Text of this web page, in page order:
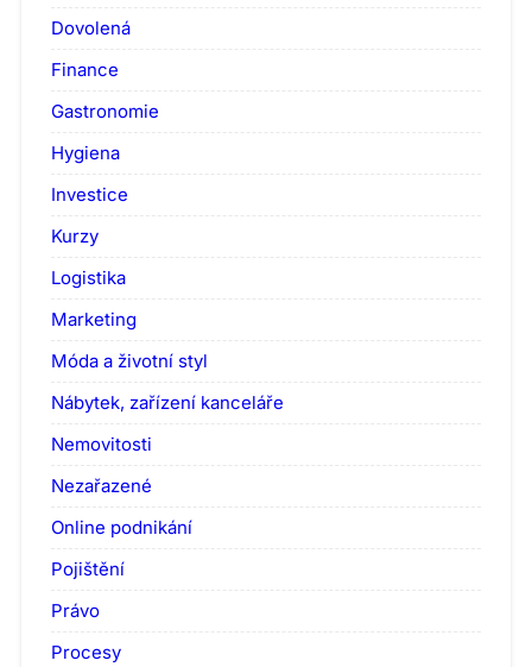
Dovolená
Finance
Gastronomie
Hygiena
Investice
Kurzy
Logistika
Marketing
Móda a životní styl
Nábytek, zařízení kanceláře
Nemovitosti
Nezařazené
Online podnikání
Pojištění
Právo
Procesy